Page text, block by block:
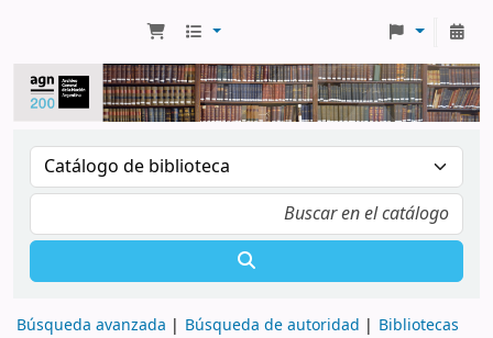
Búsqueda avanzada Búsqueda de autoridad Bibliotecas